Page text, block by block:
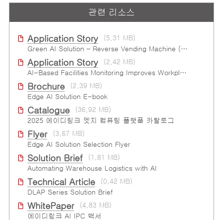
관련 리소스
Application Story
(5.31 MB)
Green AI Solution – Reverse Vending Machine (RVM)
Application Story
(2.42 MB)
AI-Based Facilities Monitoring Improves Workplace Safety
Brochure
(2.39 MB)
Edge AI Solution E-book
Catalogue
(36.92 MB)
2025 에이디링크 엣지 컴퓨팅 플랫폼 카탈로그
Flyer
(3.67 MB)
Edge AI Solution Selection Flyer
Solution Brief
(1.81 MB)
Automating Warehouse Logistics with AI
Technical Article
(0.42 MB)
DLAP Series Solution Brief
WhitePaper
(4.83 MB)
에이디링크 AI IPC 백서